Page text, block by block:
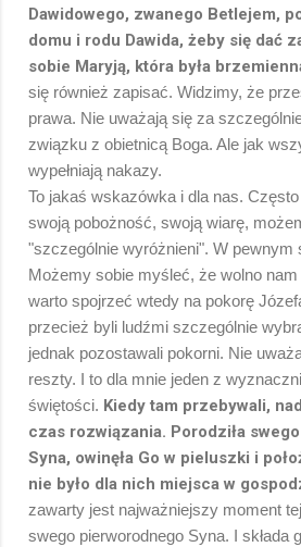
Dawidowego, zwanego Betlejem,
domu i rodu Dawida, żeby się dać
sobie Maryją, która była
się również zapisać. Widzimy, że
prawa. Nie uważają się za
związku z obietnicą Boga. Ale jak
wypełniają nakazy.
To jakaś wskazówka i dla nas.
swoją pobożność, swoją wiarę,
"szczególnie wyróżnieni". W pewnym
Możemy sobie myśleć, że wolno
warto spojrzeć wtedy na pokorę
przecież byli ludźmi szczególnie
jednak pozostawali pokorni. Nie
reszty. I to dla mnie jeden z
świętości. Kiedy tam przebywali,
czas rozwiązania. Porodziła
Syna, owinęła Go w pieluszki i
nie było dla nich miejsca w
zawarty jest najważniejszy moment
swego pierworodnego Syna. I składa